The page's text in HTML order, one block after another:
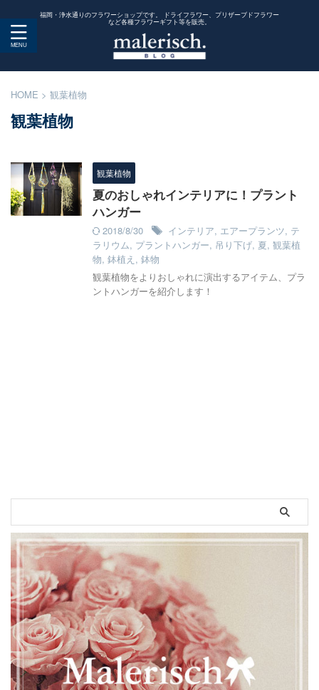
福岡・浄水通りのフラワーショップです。 ドライフラワー、プリザーブドフラワー
など各種フラワーギフト等を販売。
HOME > 観葉植物
観葉植物
観葉植物
夏のおしゃれインテリアに！プラント
ハンガー
2018/8/30
インテリア, エアープランツ, テ
ラリウム, プラントハンガー, 吊り下げ, 夏, 観葉植
物, 鉢植え , 鉢物
観葉植物をよりおしゃれに演出するアイテム、プラ
ントハンガーを紹介します！